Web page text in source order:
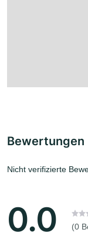
Bewertungen
Nicht verifizierte
0.0 (0